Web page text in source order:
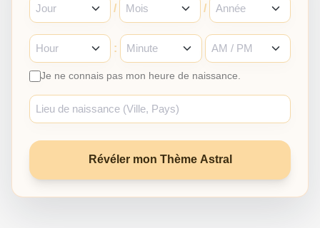
/ /
:
Je ne connais pas mon heure de naissance.
Révéler mon Thème Astral